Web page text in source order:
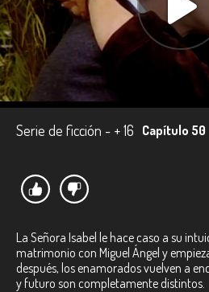
Serie de ficción - + 16 Capítulo 50
La Señora Isabel le hace caso a su
matrimonio con Miguel Ángel y
después, los enamorados vuelven a
y futuro son completamente distintos.